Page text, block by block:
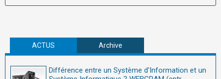
ACTUS Archive
Différence entre un Système d'Information et un